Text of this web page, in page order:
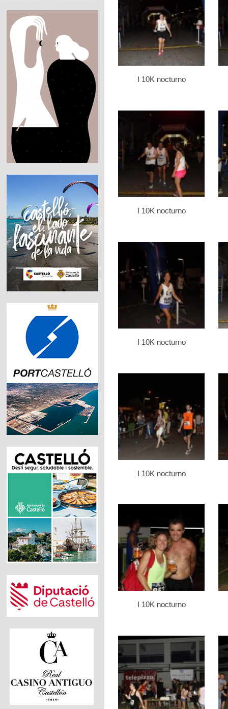
I 10K nocturno
I 10K nocturno
I 10K nocturno
I 10K nocturno
I 10K nocturno